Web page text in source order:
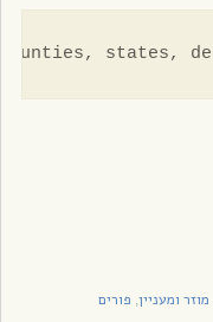
מוזר ומעניין, פורים